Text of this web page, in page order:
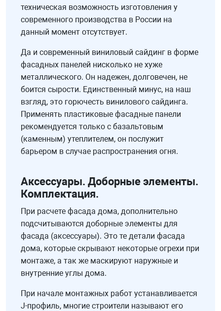
техническая возможность изготовления у
современного производства в России на
данный момент отсутствует.
Да и современный виниловый сайдинг в форме
фасадных панелей нисколько не хуже
металлического. Он надежен, долговечен, не
боится сырости. Единственный минус, на наш
взгляд, это горючесть винилового сайдинга.
Применять пластиковые фасадные панели
рекомендуется только с базальтовым
(каменным) утеплителем, он послужит
барьером в случае распространения огня.
Аксессуары. Доборные элементы.
Комплектация.
При расчете фасада дома, дополнительно
подсчитываются доборные элементы для
фасада (аксессуары). Это те детали фасада
дома, которые скрывают некоторые огрехи при
монтаже, а так же маскируют наружные и
внутренние углы дома.
При начале монтажных работ устанавливается
J-профиль, многие строители называют его